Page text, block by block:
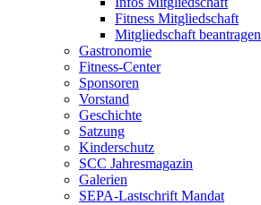
Fitness Mitgliedschaft
Mitgliedschaft beantragen
Gastronomie
Fitness-Center
Sponsoren
Vorstand
Geschichte
Satzung
Kinderschutz
SCC Jahresmagazin
Galerien
SEPA-Lastschrift Mandat